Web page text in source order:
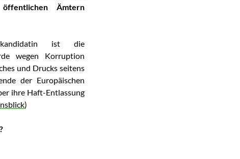
Ämtern
ist die
wegen Korruption
und Drucks seitens
der Europäischen
ihre Haft-Entlassung
)